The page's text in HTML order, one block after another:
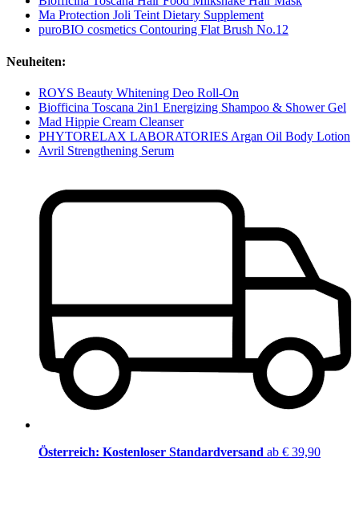
Ma Protection Joli Teint Dietary Supplement
puroBIO cosmetics Contouring Flat Brush No.12
Neuheiten:
ROYS Beauty Whitening Deo Roll-On
Biofficina Toscana 2in1 Energizing Shampoo & Shower Gel
Mad Hippie Cream Cleanser
PHYTORELAX LABORATORIES Argan Oil Body Lotion
Avril Strengthening Serum
Österreich: Kostenloser Standardversand ab € 39,90